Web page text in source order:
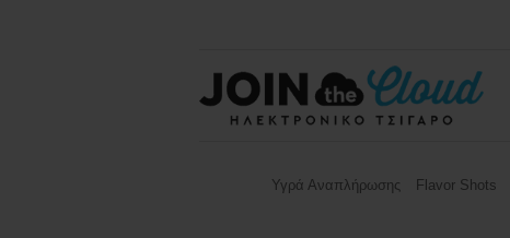
Υγρά Αναπλήρωσης Flavor Shots